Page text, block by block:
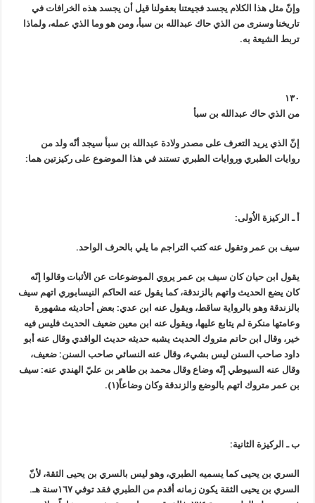
وإنّ مثل هذا الكلام يجسد فجيعتنا بعقولنا قيل أن يجسد هذه الخرافات في
تاريخنا وسنرى من الذي حاك عبدالله بن سبأ، ومن هو وما الذي عمله، ولماذا
تربط الشيعة به.
١٣٠
من الذي حاك عبدالله بن سبأ
إنّ الذي يريد التعرف على مصدر ولادة عبدالله بن سبأ سيجد أنّه ولد من
روايات الطبري وروايات الطبري تستند في هذا الموضوع على ركيزتين هما:
أ ـ الركيزة الاُولى:
سيف بن عمر وتقول عنه كتب التراجم ما يلي بالحرف الواحد.
يقول ابن حيان كان سيف بن عمر يروي الموضوعات عن الأثبات وقالوا إنّه
كان يضع الحديث واتهم بالزندقة، كما يقول عنه الحاكم النيسابوري اتهم سيف
بالزندقة وهو بالرواية ساقط، ويقول عنه ابن عدي: بعض أحاديثه مشهورة
وعامتها منكرة لم يتابع عليها، ويقول عنه ابن معين ضعيف الحديث فليس فيه
خير، وقال ابن حاتم متروك الحديث يشبه حديثه حديث الواقدي وقال عنه أبو
داود صاحب السنن ليس بشيء، وقال عنه النسائي صاحب السنن: ضعيف،
وقال عنه السيوطي إنّه وضاع وقال محمد بن طاهر بن عليّ الهندي عنه: سيف
بن عمر متروك اتهم بالوضع والزندقة وكان وضاعاً(١).
ب ـ الركيزة الثانية:
السري بن يحيى كما يسميه الطبري، وهو ليس بالسري بن يحيى الثقة، لأنّ
السري بن يحيى الثقة يكون زمانه أقدم من الطبري فقد توفي ١٦٧سنة هـ.